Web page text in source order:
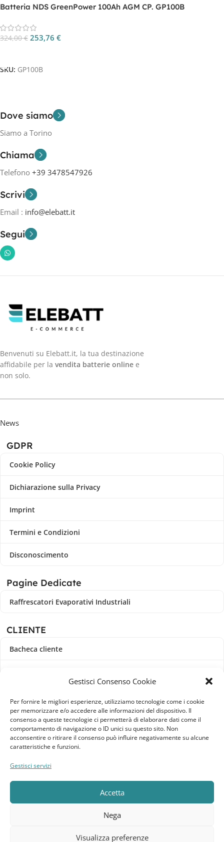
Gestisci Consenso Cookie
Per fornire le migliori esperienze, utilizziamo tecnologie come i cookie
per memorizzare e/o accedere alle informazioni del dispositivo. Il
consenso a queste tecnologie ci permetterà di elaborare dati come il
comportamento di navigazione o ID unici su questo sito. Non
acconsentire o ritirare il consenso può influire negativamente su alcune
caratteristiche e funzioni.
Gestisci servizi
Accetta
Nega
Visualizza preferenze
Batteria NDS GreenPower 100Ah AGM CP. GP100B
324,00€ 253,76 €
SKU: GP100B
Dove siamo
Siamo a Torino
Chiama
Telefono +39 3478547926
Scrivi
Email : info@elebatt.it
Segui
Benvenuti su Elebatt.it, la tua destinazione
affidabile per la vendita batterie online e
non solo.
News
GDPR
Cookie Policy
Dichiarazione sulla Privacy
Imprint
Termini e Condizioni
Disconoscimento
Pagine Dedicate
Raffrescatori Evaporativi Industriali
CLIENTE
Bacheca cliente
Indirizzi
Metodi di pagamento
Dettagli account
Lista dei desideri
Realizzato da